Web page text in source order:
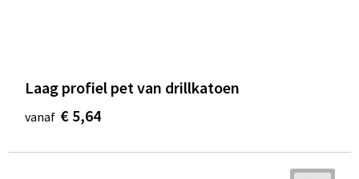
Laag profiel pet van drillkatoen
vanaf € 5,64